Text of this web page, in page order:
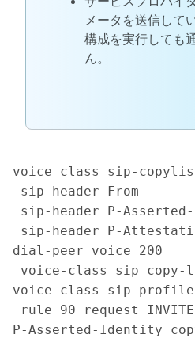
メータを送信して
構成を実行しても
ん。
voice class sip-
dial-peer voice 200
voice class sip-
P-Asserted-Identity